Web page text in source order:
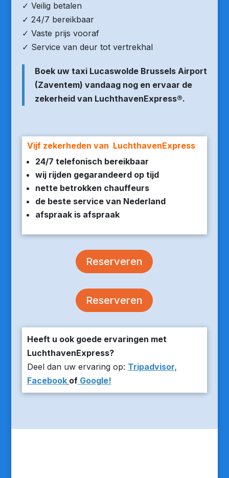
✓ Veilig betalen
✓ 24/7 bereikbaar
✓ Vaste prijs vooraf
✓ Service van deur tot vertrekhal
Boek uw taxi Lucaswolde Brussels Airport
(Zaventem) vandaag nog en ervaar de
zekerheid van LuchthavenExpress®.
Vijf zekerheden van LuchthavenExpress
24/7 telefonisch bereikbaar
wij rijden gegarandeerd op tijd
nette betrokken chauffeurs
de beste service van Nederland
afspraak is afspraak
Reserveren
Reserveren
Heeft u ook goede ervaringen met
LuchthavenExpress?
Deel dan uw ervaring op: Tripadvisor,
Facebook ofGoogle!